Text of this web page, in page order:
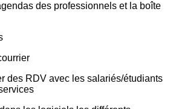
des professionnels et la boîte
des RDV avec les salariés/étudiants